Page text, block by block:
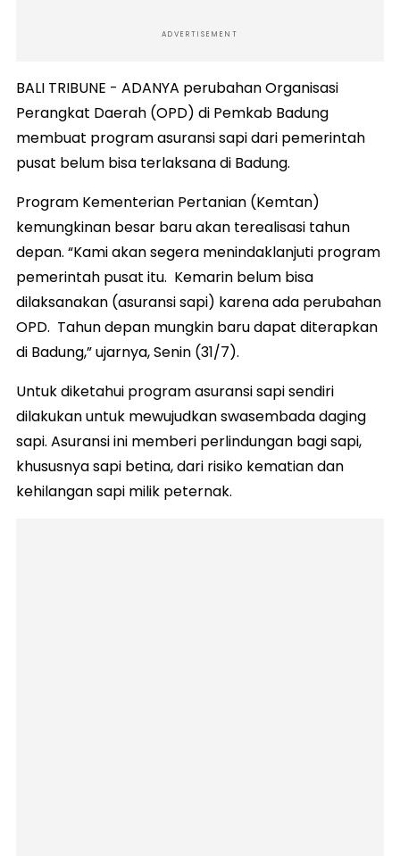
ADVERTISEMENT
BALI TRIBUNE - ADANYA perubahan Organisasi
Perangkat Daerah (OPD) di Pemkab Badung
membuat program asuransi sapi dari pemerintah
pusat belum bisa terlaksana di Badung.
Program Kementerian Pertanian (Kemtan)
kemungkinan besar baru akan terealisasi tahun
depan. “Kami akan segera menindaklanjuti program
pemerintah pusat itu. Kemarin belum bisa
dilaksanakan (asuransi sapi) karena ada perubahan
OPD. Tahun depan mungkin baru dapat diterapkan
di Badung,” ujarnya, Senin (31/7).
Untuk diketahui program asuransi sapi sendiri
dilakukan untuk mewujudkan swasembada daging
sapi. Asuransi ini memberi perlindungan bagi sapi,
khususnya sapi betina, dari risiko kematian dan
kehilangan sapi milik peternak.